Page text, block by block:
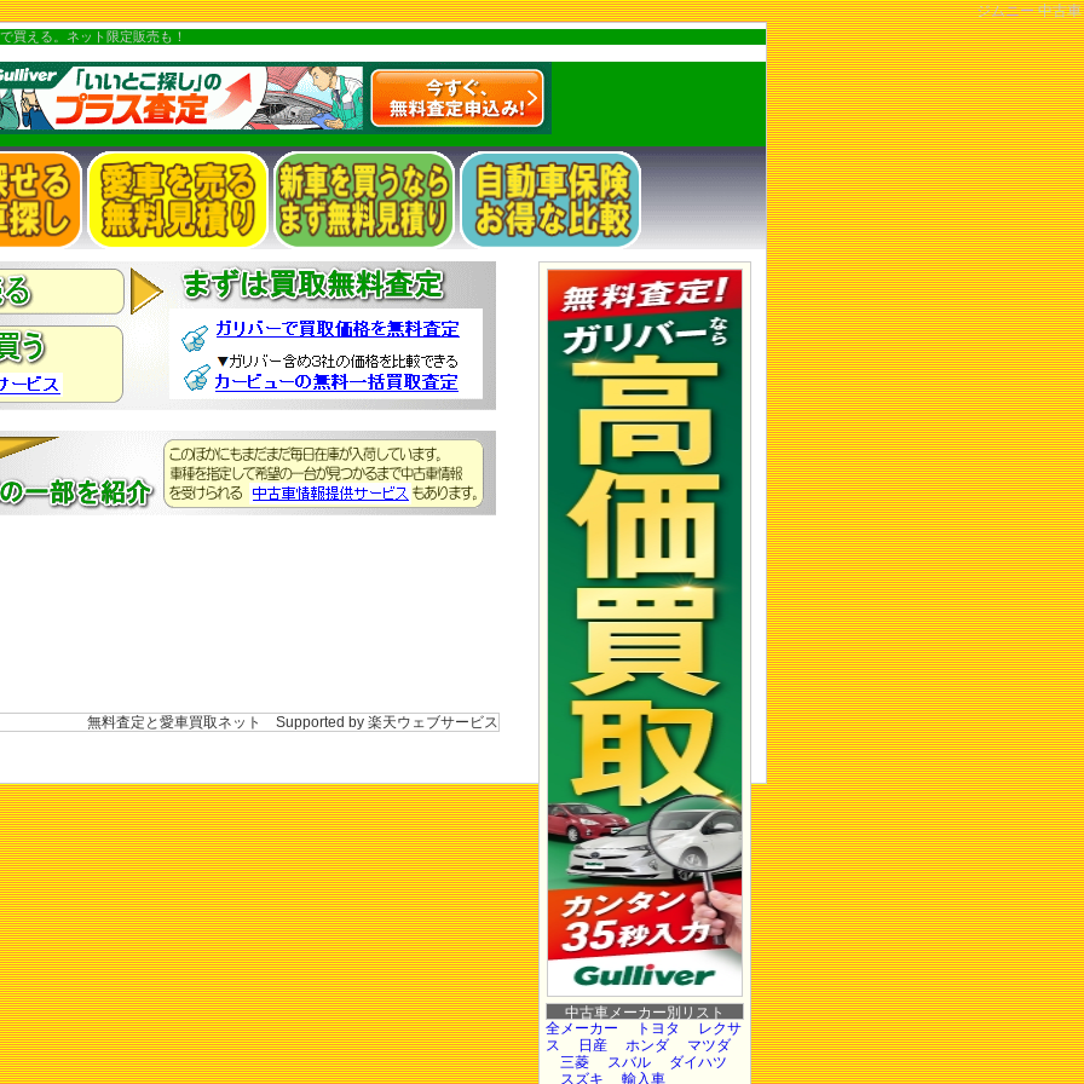
ジムニー 中古車
買える。ネット限定販売も！
中古車メーカー別リスト
全メーカー
トヨタ
レクサ
ス
日産 ホンダ
マツダ
三菱
スバル
ダイハツ
スズキ
輸入車
無料査定と愛車買取ネット Supported by 楽天ウェブサービス